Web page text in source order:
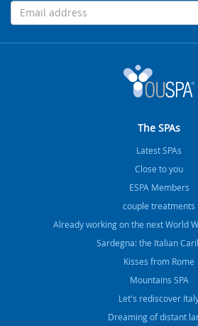
The SPAs
Latest SPAs
Close to you
ESPA Members
couple treatments
Already working on the next World
Sardegna: the Italian
Kisses from Rome
Mountains SPA
Let's rediscover
Dreaming of distant